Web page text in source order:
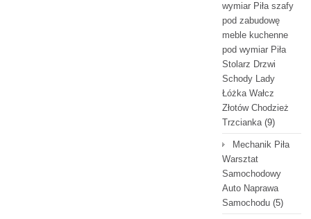
wymiar Piła szafy
pod zabudowę
meble kuchenne
pod wymiar Piła
Stolarz Drzwi
Schody Lady
Łóżka Wałcz
Złotów Chodzież
Trzcianka(9)
Mechanik Piła
Warsztat
Samochodowy
Auto Naprawa
Samochodu (5)